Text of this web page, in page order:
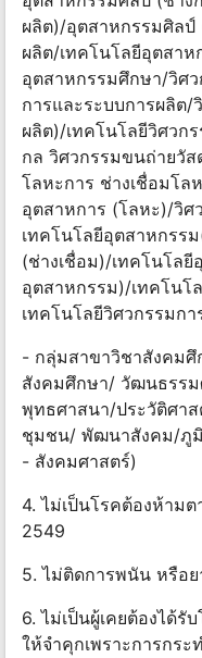
ผลิต)/อุตสาหกรรมศิลป์
ผลิต/เทคโนโลยีอุตสา
อุตสาหกรรมศึกษา/วิศ
การและระบบการผลิต
ผลิต)/เทคโนโลยีวิศวก
กล วิศวกรรมขนถ่ายวัส
โลหะการ ช่างเชื่อมโล
อุตสาหการ (โลหะ)/วิศ
เทคโนโลยีอุตสาหกรร
(ช่างเชื่อม)/เทคโนโล
อุตสาหกรรม)/เทคโนโ
เทคโนโลยีวิศวกรรมกา
- กลุ่มสาขาวิชาสังคมศึ
สังคมศึกษา/ วัฒนธรร
พุทธศาสนา/ประวัติศา
ชุมชน/ พัฒนาสังคม/ภู
- สังคมศาสตร์)
4. ไม่เป็นโรคต้องห้าม
2549
5. ไม่ติดการพนัน หรือ
6. ไม่เป็นผู้เคยต้องได้
ให้จําคุกเพราะการกร